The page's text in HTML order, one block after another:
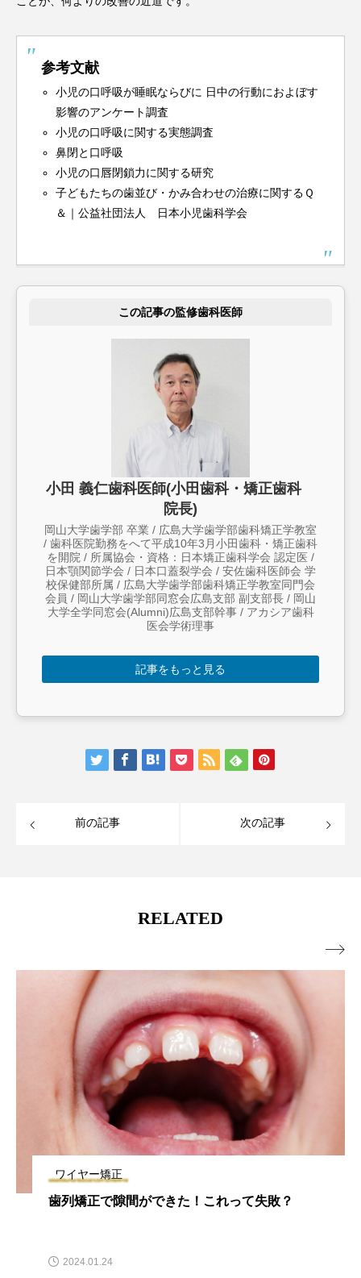
参考文献
小児の口呼吸が睡眠ならびに 日中の行動におよぼす
影響のアンケート調査
小児の口呼吸に関する実態調査
鼻閉と口呼吸
小児の口唇閉鎖力に関する研究
子どもたちの歯並び・かみ合わせの治療に関するＱ
＆｜公益社団法人 日本小児歯科学会
この記事の監修歯科医師
小田 義仁歯科医師(小田歯科・矯正歯科
院長)
岡山大学歯学部 卒業 / 広島大学歯学部歯科矯正学教室
/ 歯科医院勤務をへて平成10年3月小田歯科・矯正歯科
を開院 / 所属協会・資格：日本矯正歯科学会 認定医 /
日本顎関節学会 / 日本口蓋裂学会 / 安佐歯科医師会 学
校保健部所属 / 広島大学歯学部歯科矯正学教室同門会
会員 / 岡山大学歯学部同窓会広島支部 副支部長 / 岡山
大学全学同窓会(Alumni)広島支部幹事 / アカシア歯科
医会学術理事
記事をもっと見る
前の記事 次の記事
RELATED
ワイヤー矯正
歯列矯正で隙間ができた！これって失敗？
2024.01.24
